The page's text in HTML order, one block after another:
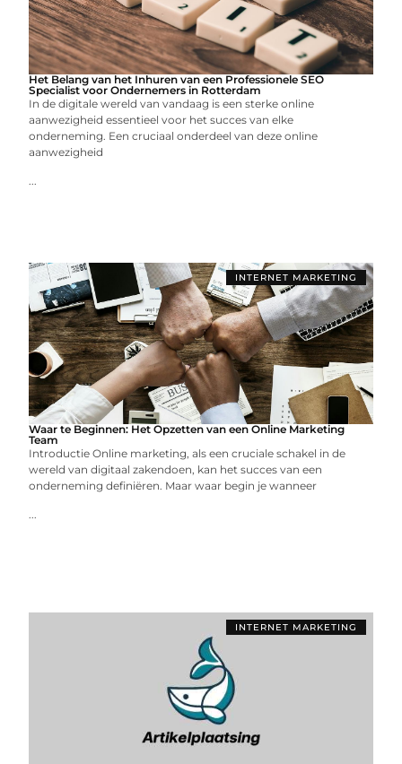
Het Belang van het Inhuren van een Professionele SEO
Specialist voor Ondernemers in Rotterdam
In de digitale wereld van vandaag is een sterke online
aanwezigheid essentieel voor het succes van elke
onderneming. Een cruciaal onderdeel van deze online
aanwezigheid
...
INTERNET MARKETING
Waar te Beginnen: Het Opzetten van een Online Marketing
Team
Introductie Online marketing, als een cruciale schakel in de
wereld van digitaal zakendoen, kan het succes van een
onderneming definiëren. Maar waar begin je wanneer
...
INTERNET MARKETING